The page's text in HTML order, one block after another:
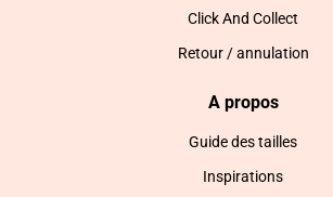
Click And Collect
Retour / annulation
A propos
Guide des tailles
Inspirations